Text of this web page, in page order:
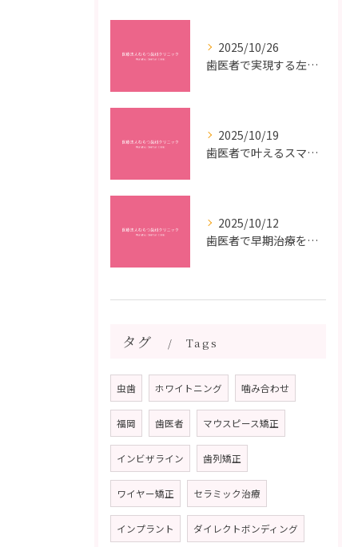
2025/10/26
歯医者で実現する左右対称治療のポイントと矯正治療選びの疑問解決ガイド
2025/10/19
歯医者で叶えるスマイルメイクオーバーなら福岡県福岡市博多区博多駅前の最新矯正治療解説
2025/10/12
歯医者で早期治療を受けるメリットと虫歯悪化を防ぐ最短ステップ
タグ Tags
虫歯 ホワイトニング 噛み合わせ
福岡 歯医者 マウスピース矯正
インビザライン 歯列矯正
ワイヤー矯正 セラミック治療
インプラント ダイレクトボンディング